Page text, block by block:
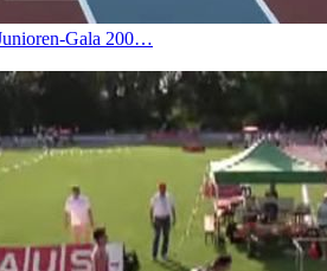
Gala 200…